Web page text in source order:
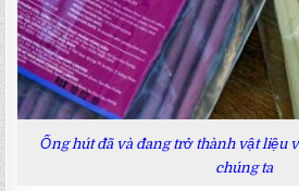
Ống hút đã và đang trở thành vật liệu
chúng ta